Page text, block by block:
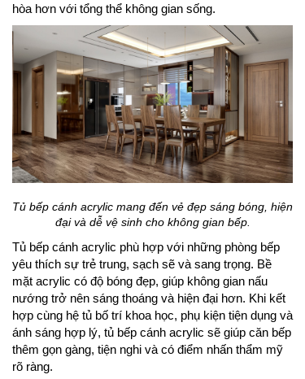
hòa hơn với tổng thể không gian sống.
Tủ bếp cánh acrylic mang đến vẻ đẹp sáng bóng, hiện
đại và dễ vệ sinh cho không gian bếp.
Tủ bếp cánh acrylic phù hợp với những phòng bếp
yêu thích sự trẻ trung, sạch sẽ và sang trọng. Bề
mặt acrylic có độ bóng đẹp, giúp không gian nấu
nướng trở nên sáng thoáng và hiện đại hơn. Khi kết
hợp cùng hệ tủ bố trí khoa học, phụ kiện tiện dụng và
ánh sáng hợp lý, tủ bếp cánh acrylic sẽ giúp căn bếp
thêm gọn gàng, tiện nghi và có điểm nhấn thẩm mỹ
rõ ràng.